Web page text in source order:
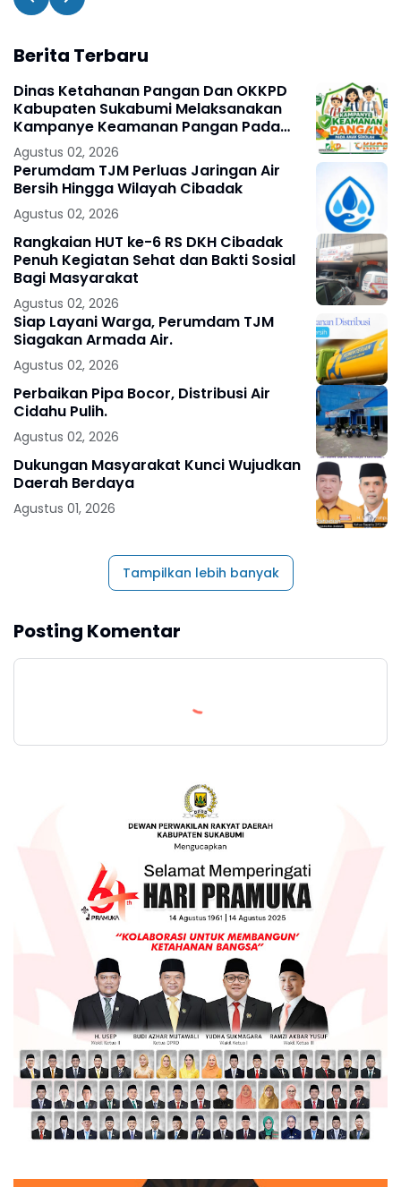
Berita Terbaru
Dinas Ketahanan Pangan Dan OKKPD
Kabupaten Sukabumi Melaksanakan
Kampanye Keamanan Pangan Pada
Anak Sekolah .
Agustus 02, 2026
Perumdam TJM Perluas Jaringan Air
Bersih Hingga Wilayah Cibadak
Agustus 02, 2026
Rangkaian HUT ke-6 RS DKH Cibadak
Penuh Kegiatan Sehat dan Bakti Sosial
Bagi Masyarakat
Agustus 02, 2026
Siap Layani Warga, Perumdam TJM
Siagakan Armada Air.
Agustus 02, 2026
Perbaikan Pipa Bocor, Distribusi Air
Cidahu Pulih.
Agustus 02, 2026
Dukungan Masyarakat Kunci Wujudkan
Daerah Berdaya
Agustus 01, 2026
Tampilkan lebih banyak
Posting Komentar